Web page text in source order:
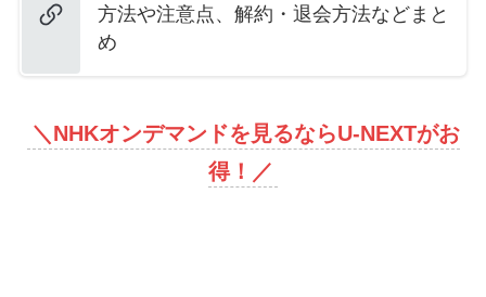
方法や注意点、解約・退会方法などまと
め
＼ NHKオンデマンドを見るならU-NEXTがお
得！ ／